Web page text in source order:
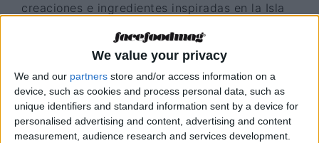
We value your privacy
We and our partners store and/or access information on a
device, such as cookies and process personal data, such as
unique identifiers and standard information sent by a device for
personalised advertising and content, advertising and content
measurement, audience research and services development.
creaciones e ingredientes inspiradas en la Isla
en calas cercanas o gambas rojas,
reinterpretadas con la sensibilidad y visión
creativa del chef Enrico Maimonte.
Para quienes buscan la máxima expresión del
arte culinario, la Experiencia Omakase se